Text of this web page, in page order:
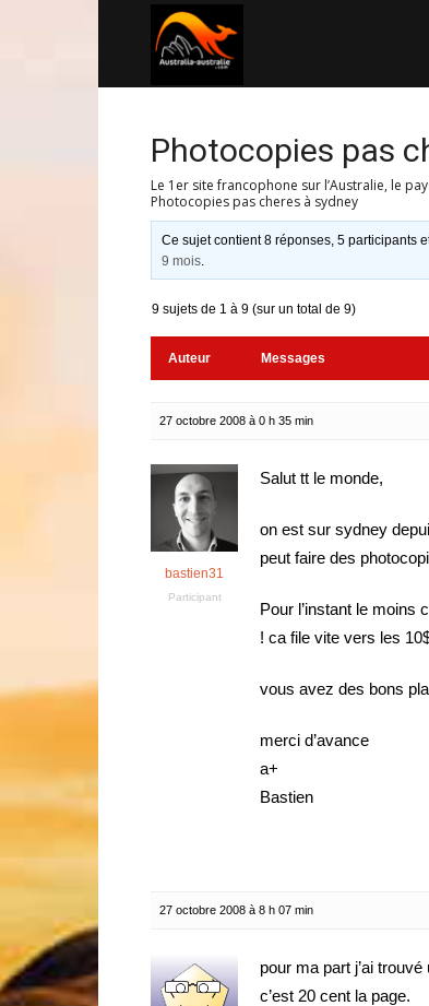
Photocopies pas
Le 1er site francophone sur l’Australie, le
Photocopies pas cheres à sydney
Ce sujet contient 8 réponses, 5 participants
9 mois.
9 sujets de 1 à 9 (sur un total de 9)
Auteur Messages
27 octobre 2008 à 0 h 35 min
bastien31
Participant
Salut tt le monde,
on est sur sydney
peut faire des
Pour l’instant le moins
! ca file vite vers les
vous avez des bons
merci d’avance
a+
Bastien
27 octobre 2008 à 8 h 07 min
pour ma part j’ai
c’est 20 cent la page.